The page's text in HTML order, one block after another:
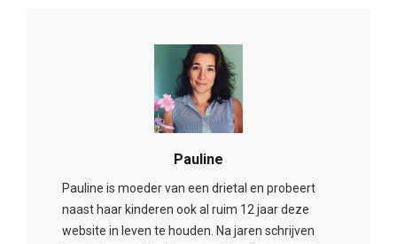
Pauline
Pauline is moeder van een drietal en probeert
naast haar kinderen ook al ruim 12 jaar deze
website in leven te houden. Na jaren schrijven